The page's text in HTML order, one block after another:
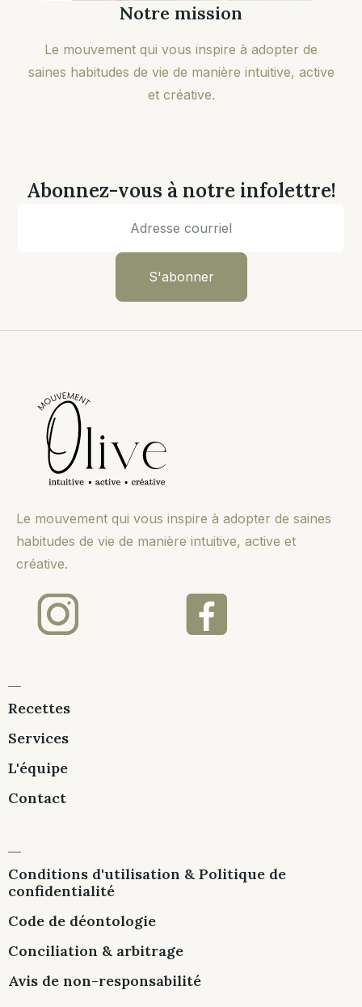
Notre mission
Le mouvement qui vous inspire à adopter de
saines habitudes de vie de manière intuitive, active
et créative.
Abonnez-vous à notre infolettre!
Le mouvement qui vous inspire à adopter de saines
habitudes de vie de manière intuitive, active et
créative.
Recettes
Services
L'équipe
Contact
Conditions d'utilisation & Politique de
confidentialité
Code de déontologie
Conciliation & arbitrage
Avis de non-responsabilité